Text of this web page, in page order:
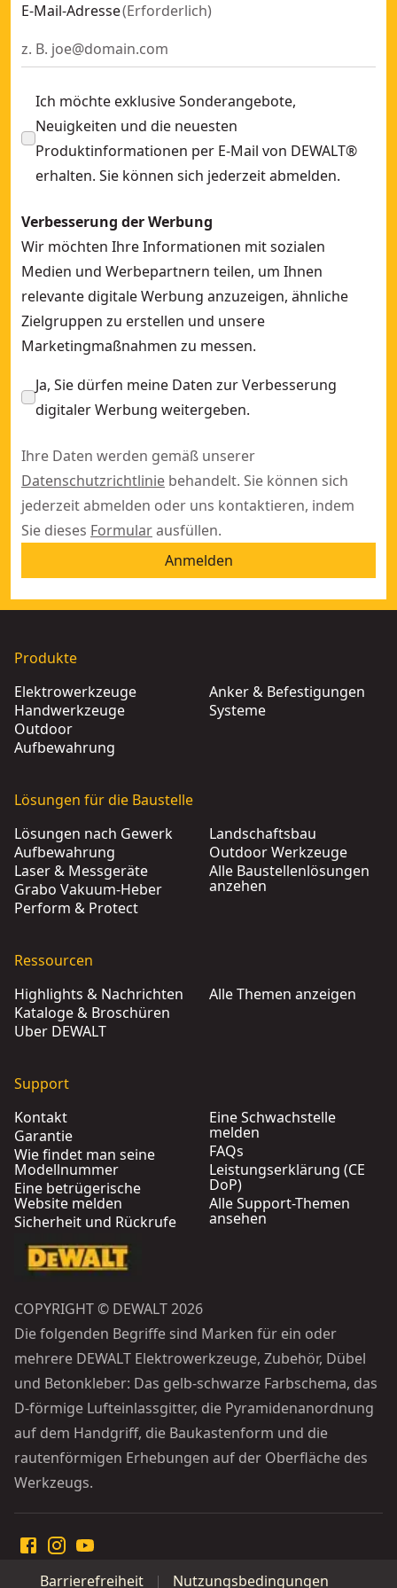
E-Mail-Adresse(Erforderlich)
Ich möchte exklusive Sonderangebote,
Neuigkeiten und die neuesten
Produktinformationen per E-Mail von DEWALT®
erhalten. Sie können sich jederzeit abmelden.
Verbesserung der Werbung
Wir möchten Ihre Informationen mit sozialen
Medien und Werbepartnern teilen, um Ihnen
relevante digitale Werbung anzuzeigen, ähnliche
Zielgruppen zu erstellen und unsere
Marketingmaßnahmen zu messen.
Ja, Sie dürfen meine Daten zur Verbesserung
digitaler Werbung weitergeben.
Ihre Daten werden gemäß unserer
Datenschutzrichtlinie behandelt. Sie können sich
jederzeit abmelden oder uns kontaktieren, indem
Sie dieses Formularausfüllen.
Anmelden
Produkte
Elektrowerkzeuge
Handwerkzeuge
Outdoor
Aufbewahrung
Anker & Befestigungen
Systeme
Lösungen für die Baustelle
Lösungen nach Gewerk
Aufbewahrung
Laser & Messgeräte
Grabo Vakuum-Heber
Perform & Protect
Landschaftsbau
Outdoor Werkzeuge
Alle Baustellenlösungen
anzehen
Ressourcen
Highlights & Nachrichten
Kataloge & Broschüren
Über DEWALT
Alle Themen anzeigen
Support
Kontakt
Garantie
Wie findet man seine
Modellnummer
Eine betrügerische
Website melden
Sicherheit und Rückrufe
Eine Schwachstelle
melden
FAQs
Leistungserklärung (CE
DoP)
Alle Support-Themen
ansehen
COPYRIGHT © DEWALT 2026
Die folgenden Begriffe sind Marken für ein oder
mehrere DEWALT Elektrowerkzeuge, Zubehör, Dübel
und Betonkleber: Das gelb-schwarze Farbschema, das
D-förmige Lufteinlassgitter, die Pyramidenanordnung
auf dem Handgriff, die Baukastenform und die
rautenförmigen Erhebungen auf der Oberfläche des
Werkzeugs.
Barrierefreiheit
Nutzungsbedingungen